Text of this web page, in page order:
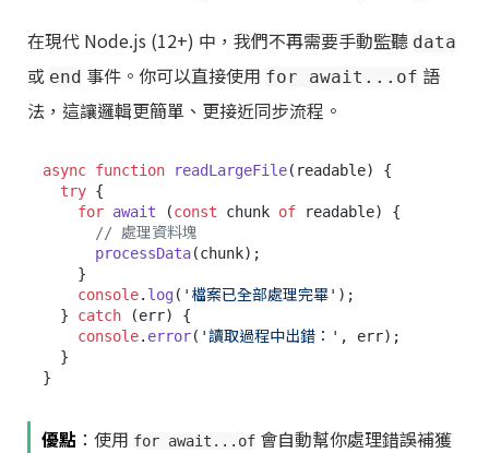
在現代 Node.js (12+) 中，我們不再需要手動監聽 data
或 end 事件。你可以直接使用 for await...of 語
法，這讓邏輯更簡單、更接近同步流程。
async function readLargeFile( readable) {
try {
for await (const chunk of readable) {
// 處理資料塊
processData(chunk);
console. log( '檔案已全部處理完畢' );
  }
catch (err) {
console. error( '讀取過程中出錯：' , err);
優點 ：使用 for await...of 會自動幫你處理錯誤補獲